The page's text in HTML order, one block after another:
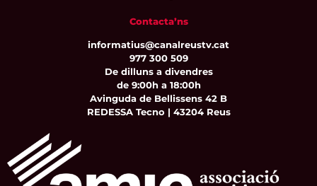
Contacta’ns
informatius@canalreustv.cat
977 300 509
De dilluns a divendres
de 9:00h a 18:00h
Avinguda de Bellissens 42 B
REDESSA Tecno | 43204 Reus